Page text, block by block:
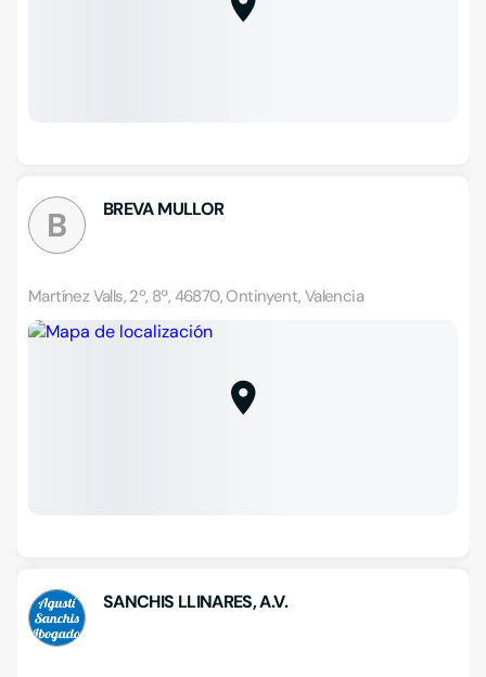
B BREVA MULLOR
Martínez Valls, 2º, 8ª, 46870, Ontinyent, Valencia
SANCHIS LLINARES, A.V.